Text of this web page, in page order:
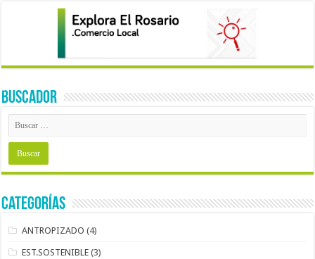
BUSCADOR
Categorías
ANTROPIZADO (4)
EST.SOSTENIBLE (3)